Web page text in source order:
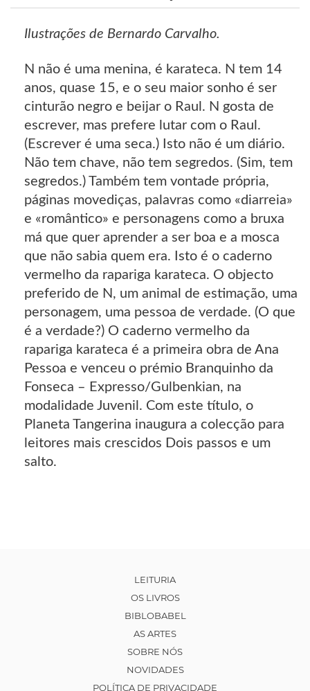
Ilustrações de Bernardo Carvalho.
N não é uma menina, é karateca. N tem 14
anos, quase 15, e o seu maior sonho é ser
cinturão negro e beijar o Raul. N gosta de
escrever, mas prefere lutar com o Raul.
(Escrever é uma seca.) Isto não é um diário.
Não tem chave, não tem segredos. (Sim, tem
segredos.) Também tem vontade própria,
páginas movediças, palavras como «diarreia»
e «romântico» e personagens como a bruxa
má que quer aprender a ser boa e a mosca
que não sabia quem era. Isto é o caderno
vermelho da rapariga karateca. O objecto
preferido de N, um animal de estimação, uma
personagem, uma pessoa de verdade. (O que
é a verdade?) O caderno vermelho da
rapariga karateca é a primeira obra de Ana
Pessoa e venceu o prémio Branquinho da
Fonseca – Expresso/Gulbenkian, na
modalidade Juvenil. Com este título, o
Planeta Tangerina inaugura a colecção para
leitores mais crescidos Dois passos e um
salto.
LEITURIA
OS LIVROS
BIBLOBABEL
AS ARTES
SOBRE NÓS
NOVIDADES
POLÍTICA DE PRIVACIDADE